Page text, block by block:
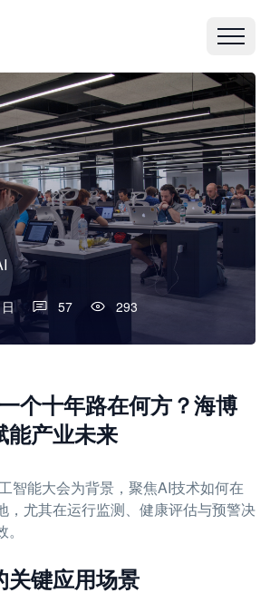
57 293
个十年路在何方？海博
能产业未来
智能大会为背景，聚焦AI技术如何在
，尤其在运行监测、健康评估与预警决
键应用场景